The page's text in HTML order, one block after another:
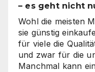
– es geht nicht
Wohl die meisten
sie günstig
für viele die
und zwar für die
Manchmal kann